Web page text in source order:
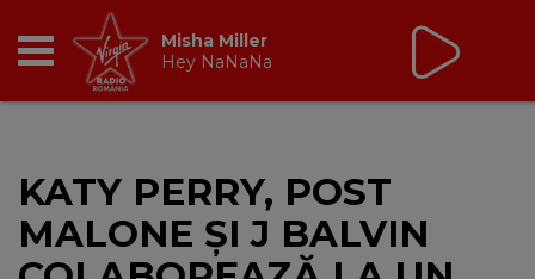
BREAKFAST
TIC TALK
Tic Talk
cu Oana Tache
10:00 - 13:00
KATY PERRY, POST
MALONE ŞI J BALVIN